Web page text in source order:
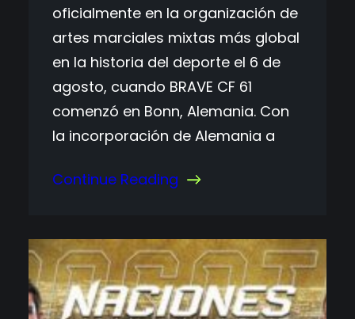
oficialmente en la organización de
artes marciales mixtas más global
en la historia del deporte el 6 de
agosto, cuando BRAVE CF 61
comenzó en Bonn, Alemania. Con
la incorporación de Alemania a
Continue Reading